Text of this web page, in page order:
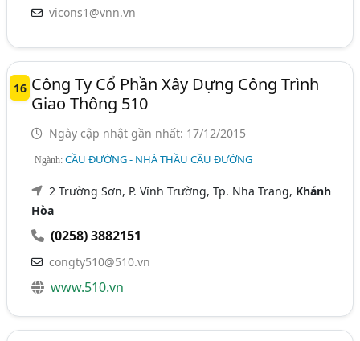
vicons1@vnn.vn
16 Công Ty Cổ Phần Xây Dựng Công Trình
Giao Thông 510
Ngày cập nhật gần nhất: 17/12/2015
Ngành:CẦU ĐƯỜNG - NHÀ THẦU CẦU ĐƯỜNG
2 Trường Sơn, P. Vĩnh Trường, Tp. Nha Trang, Khánh
Hòa
(0258) 3882151
congty510@510.vn
www.510.vn